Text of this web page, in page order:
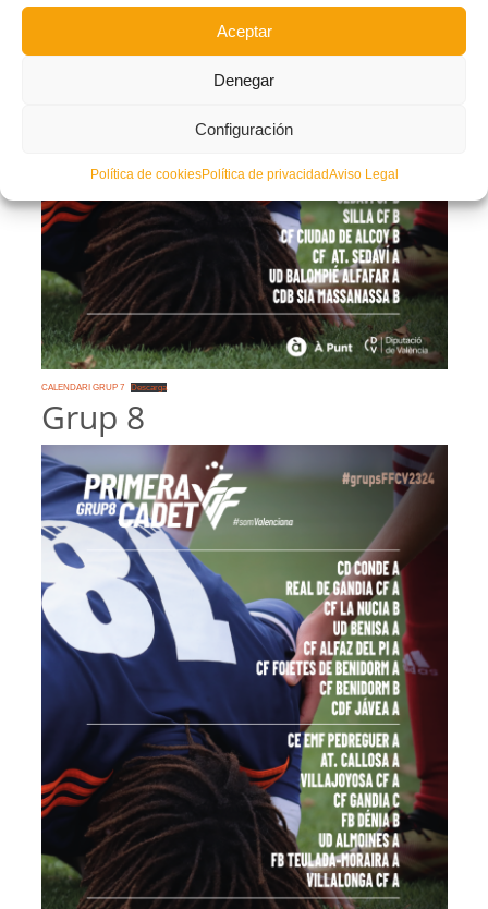
Aceptar
Denegar
Configuración
Política de cookiesPolítica de privacidadAviso Legal
CALENDARI GRUP 7 Descarga
Grup 8